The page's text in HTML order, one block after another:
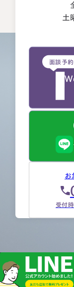
土
面談予
お
受付